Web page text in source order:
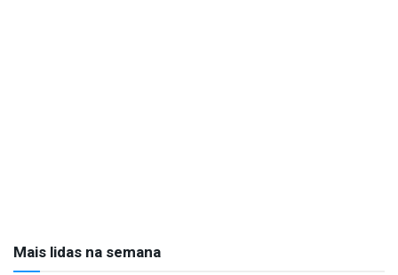
Mais lidas na semana